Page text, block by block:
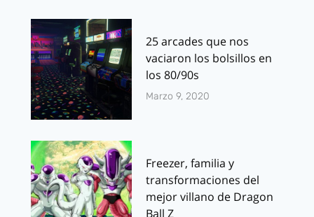
25 arcades que nos
vaciaron los bolsillos en
los 80/90s
Marzo 9, 2020
Freezer, familia y
transformaciones del
mejor villano de Dragon
Ball Z